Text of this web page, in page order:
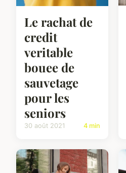
Le rachat de
credit
veritable
bouee de
sauvetage
pour les
seniors
30 août 2021 4 min